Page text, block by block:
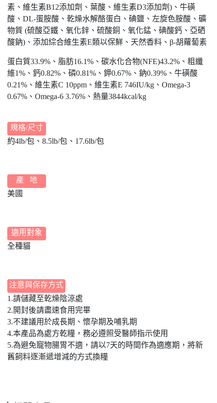
素、維生素B12添加劑、葉酸、維生素D3添加劑)、牛磺
酸、DL-蛋胺酸、乾燥水解酪蛋白、碘鹽、左旋色胺酸、礦
物質 (硫酸亞鐵、氧化鋅、硫酸銅、氧化錳、碘酸鈣、亞硒
酸鈉)、添加綜合維生素E類以保鮮、天然香料、β-胡蘿蔔素
蛋白質33.9%、脂肪16.1%、碳水化合物(NFE)43.2%、粗纖
維1%、鈣0.82%、磷0.81%、鉀0.67%、鈉0.39%、牛磺酸
0.21%、維生素C 10ppm、維生素E 746IU/kg、Omega-3
0.67%、Omega-6 3.76%、熱量3844kcal/kg
規格/尺寸
約4lb/包、8.5lb/包、17.6lb/包
產 地
美國
適用對象
全種貓
注意與保存方式
1.請儲藏至乾燥陰涼處
2.開封後請盡速食用完畢
3.不建議用於成長期、懷孕期及哺乳期
4.本產品為處方乾糧，務必遵照受醫師指示使用
5.為避免寵物腸胃不適，請以7天的時間作為適應期，將新
舊飼料逐漸遞增減的方式換糧